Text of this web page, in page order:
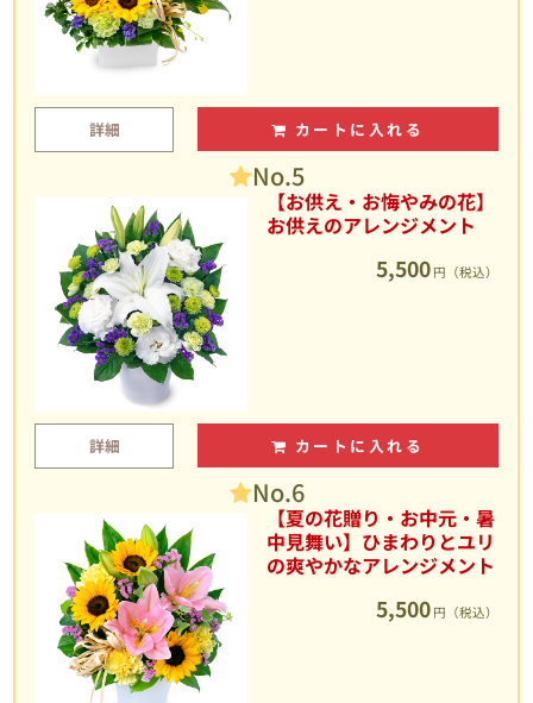
詳細 カートに入れる
No.5
【お供え・お悔やみの花】
お供えのアレンジメント
5,500 円（税込）
詳細 カートに入れる
No.6
【夏の花贈り・お中元・暑
中見舞い】ひまわりとユリ
の爽やかなアレンジメント
5,500 円（税込）